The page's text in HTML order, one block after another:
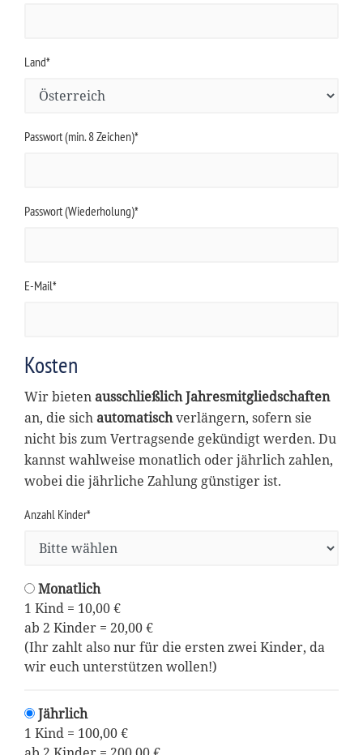
Land*
Passwort (min. 8 Zeichen)*
Passwort (Wiederholung)*
E-Mail*
Kosten
Wir bietenausschließlich Jahresmitgliedschaften
an, die sichautomatischverlängern, sofern sie
nicht bis zum Vertragsende gekündigt werden. Du
kannst wahlweise monatlich oder jährlich zahlen,
wobei die jährliche Zahlung günstiger ist.
Anzahl Kinder*
Monatlich
1 Kind = 10,00 €
ab 2 Kinder = 20,00 €
(Ihr zahlt also nur für die ersten zwei Kinder, da
wir euch unterstützen wollen!)
Jährlich
1 Kind = 100,00 €